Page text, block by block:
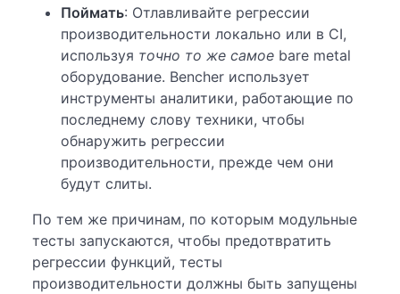
Поймать: Отлавливайте регрессии
производительности локально или в CI,
используя точно то же самое bare metal
оборудование. Bencher использует
инструменты аналитики, работающие по
последнему слову техники, чтобы
обнаружить регрессии
производительности, прежде чем они
будут слиты.
По тем же причинам, по которым модульные
тесты запускаются, чтобы предотвратить
регрессии функций, тесты
производительности должны быть запущены